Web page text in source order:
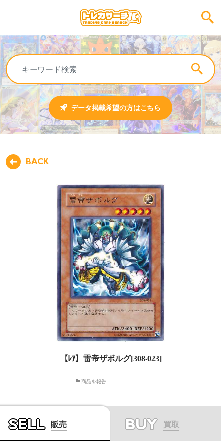
データ掲載希望の方はこちら
BACK
【ﾚｱ】雷帝ザボルグ[308-023]
商品を報告
SELL 販売 BUY 買取